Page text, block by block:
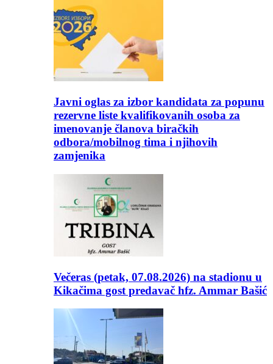
Javni oglas za izbor kandidata za popunu
rezervne liste kvalifikovanih osoba za
imenovanje članova biračkih
odbora/mobilnog tima i njihovih
zamjenika
Večeras (petak, 07.08.2026) na stadionu u
Kikačima gost predavač hfz. Ammar Bašić